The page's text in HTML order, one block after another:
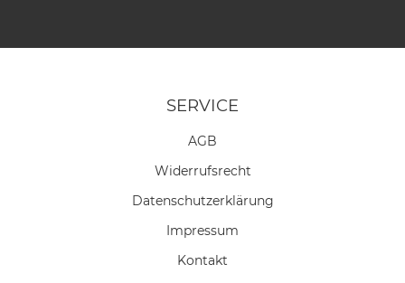
SERVICE
AGB
Widerrufs­recht
Daten­schutz­erklärung
Impressum
Kontakt